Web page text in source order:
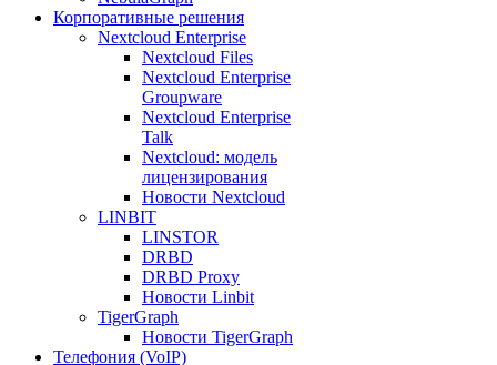
Корпоративные решения
Nextcloud Enterprise
Nextcloud Files
Nextcloud Enterprise
Groupware
Nextcloud Enterprise
Talk
Nextcloud: модель
лицензирования
Новости Nextcloud
LINBIT
LINSTOR
DRBD
DRBD Proxy
Новости Linbit
TigerGraph
Новости TigerGraph
Телефония (VoIP)